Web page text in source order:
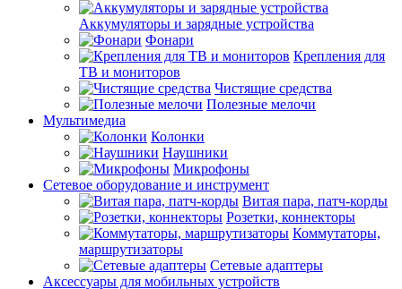
Аккумуляторы и зарядные устройства
Фонари
Крепления для
ТВ и мониторов
Чистящие средства
Полезные мелочи
Мультимедиа
Колонки
Наушники
Микрофоны
Сетевое оборудование и инструмент
Витая пара, патч-корды
Розетки, коннекторы
Коммутаторы,
маршрутизаторы
Сетевые адаптеры
Аксессуары для мобильных устройств